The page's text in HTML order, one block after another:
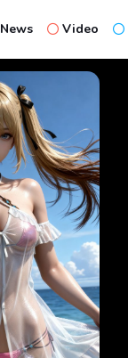
News Video